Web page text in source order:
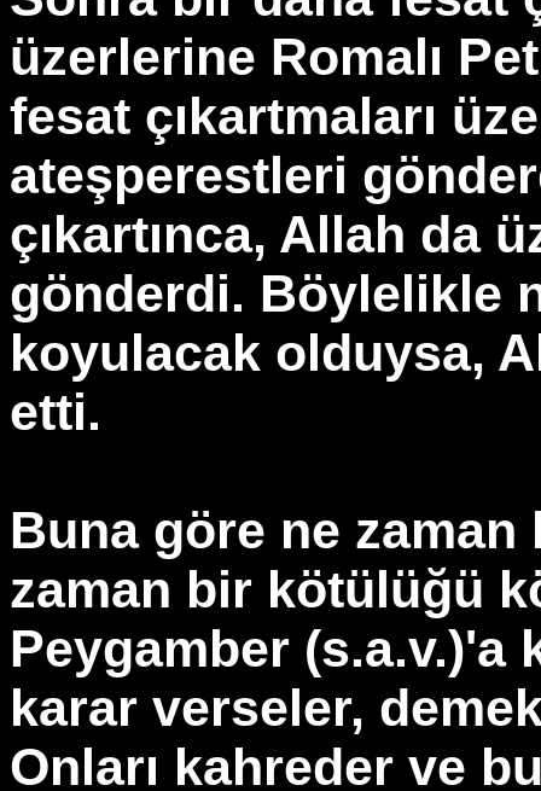
üzerlerine Romalı
fesat çıkartmaları
ateşperestleri
çıkartınca, Allah da
gönderdi. Böylelikle
koyulacak olduysa,
etti.
Buna göre ne
zaman bir kötülüğü
Peygamber (s.a.v.)'a
karar verseler,
Onları kahreder ve